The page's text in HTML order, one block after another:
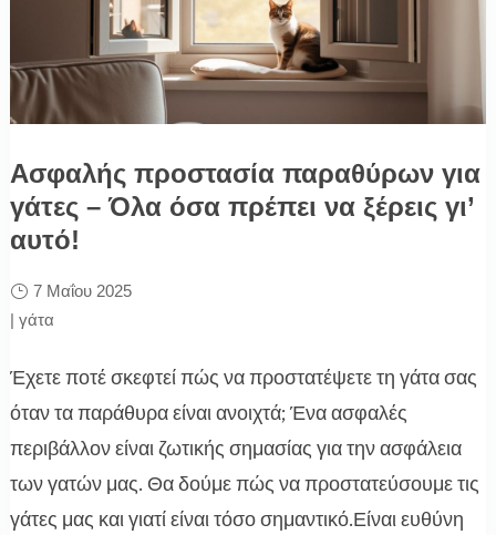
Ασφαλής προστασία παραθύρων για
γάτες – Όλα όσα πρέπει να ξέρεις γι’
αυτό!
7 Μαΐου 2025
| γάτα
Έχετε ποτέ σκεφτεί πώς να προστατέψετε τη γάτα σας
όταν τα παράθυρα είναι ανοιχτά; Ένα ασφαλές
περιβάλλον είναι ζωτικής σημασίας για την ασφάλεια
των γατών μας. Θα δούμε πώς να προστατεύσουμε τις
γάτες μας και γιατί είναι τόσο σημαντικό.Είναι ευθύνη